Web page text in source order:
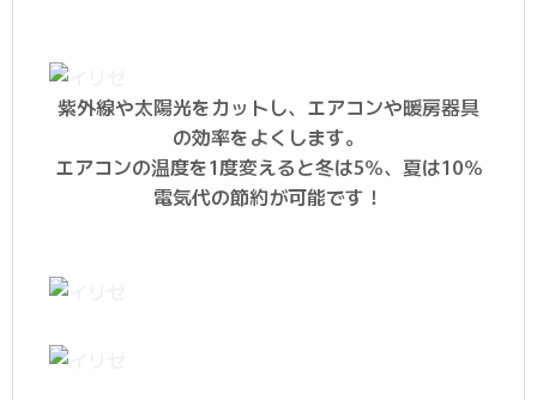
紫外線や太陽光をカットし、エアコンや暖房器具
の効率をよくします。
エアコンの温度を1度変えると冬は5％、夏は10％
電気代の節約が可能です！